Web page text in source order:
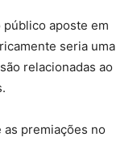
público aposte em
seria uma
relacionadas ao
premiações no